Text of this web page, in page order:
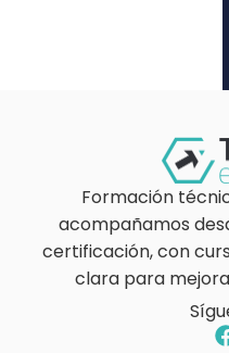
Formación
acompañamos
certificación, con
clara para